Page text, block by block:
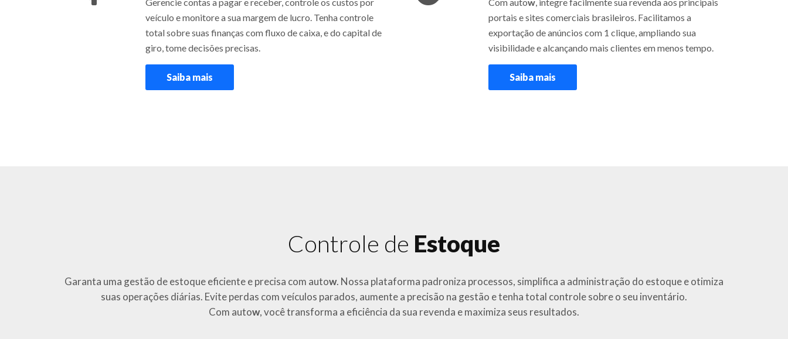
veículo e monitore a sua margem de lucro. Tenha controle
total sobre suas finanças com fluxo de caixa, e do capital de
giro, tome decisões precisas.
Saiba mais
portais e sites comerciais brasileiros. Facilitamos a
exportação de anúncios com 1 clique, ampliando sua
visibilidade e alcançando mais clientes em menos tempo.
Saiba mais
Controle de Estoque
Garanta uma gestão de estoque eficiente e precisa com autow. Nossa plataforma padroniza processos, simplifica a administração do estoque e otimiza
suas operações diárias. Evite perdas com veículos parados, aumente a precisão na gestão e tenha total controle sobre o seu inventário.
Com autow, você transforma a eficiência da sua revenda e maximiza seus resultados.